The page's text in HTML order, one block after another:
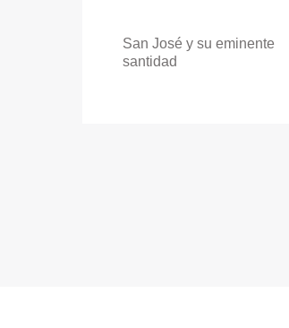
San José y su eminente
santidad